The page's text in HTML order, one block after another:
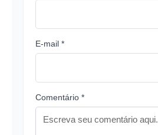
E-mail *
Comentário *